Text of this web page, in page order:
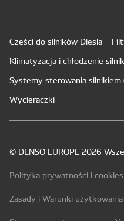
Części do silników Diesla
Klimatyzacja i chłodzenie
Systemy sterowania silnikiem
Wycieraczki
© DENSO EUROPE 2026
Polityka prywatności i cookies
Zasady i Warunki użytkowania